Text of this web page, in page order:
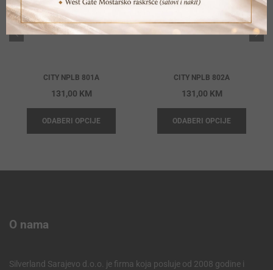
CITY NPLB 801A
131,00 KM
ODABERI OPCIJE
CITY NPLB 802A
131,00 KM
ODABERI OPCIJE
O nama
Silverland Sarajevo d.o.o. je firma koja posluje od 2008 godine i